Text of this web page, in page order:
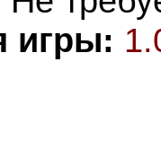
игры: